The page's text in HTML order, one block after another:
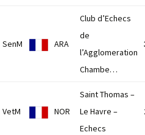
SenM ARA
Club d’Echecs
de
l’Agglomeration
Chambe…
VetM NOR
Saint Thomas –
Le Havre –
Echecs